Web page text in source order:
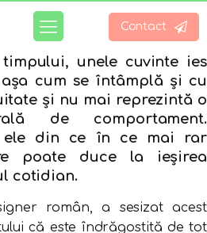
Contact
unele cuvinte ies
cum se întâmplă și cu
și nu mai reprezintă o
de comportament.
ele din ce în ce mai rar
poate duce la ieșirea
cotidian.
român, a sesizat acest
că este îndrăgostită de tot